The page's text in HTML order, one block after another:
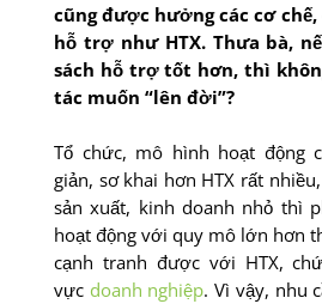
cũng được hưởng các cơ
hỗ trợ như HTX. Thưa bà,
sách hỗ trợ tốt hơn, thì
tác muốn “lên đời”?
Tổ chức, mô hình hoạt động
giản, sơ khai hơn HTX rất
sản xuất, kinh doanh nhỏ thì
hoạt động với quy mô lớn hơn
cạnh tranh được với HTX,
vực doanh nghiệp. Vì vậy, nhu